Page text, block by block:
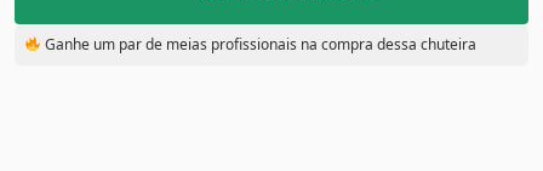
Ganhe um par de meias profissionais na compra dessa chuteira